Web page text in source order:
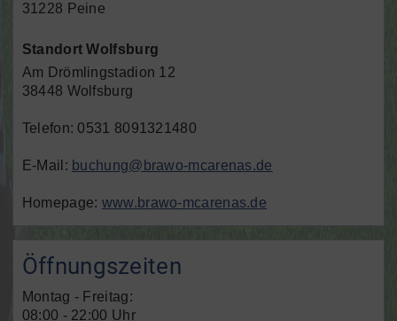
31228 Peine
Standort Wolfsburg
Am Drömlingstadion 12
38448 Wolfsburg
Telefon: 0531 8091321480
E-Mail: buchung@brawo-mcarenas.de
Homepage: www.brawo-mcarenas.de
Öffnungszeiten
Montag - Freitag:
08:00 - 22:00 Uhr